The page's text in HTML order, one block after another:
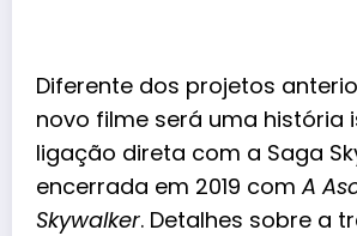
Diferente dos projetos
novo filme será uma história
ligação direta com a Saga
encerrada em 2019 comA
Skywalker. Detalhes sobre a